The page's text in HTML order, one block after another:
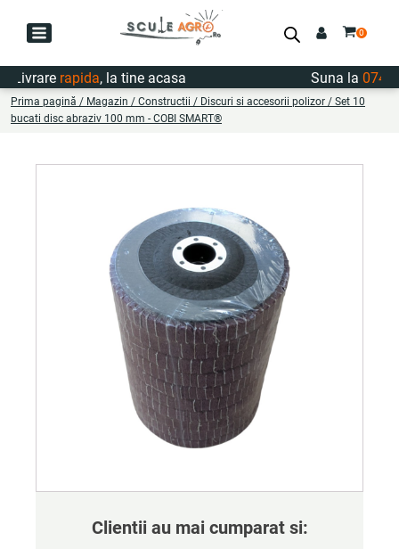
rapida, la tine acasa Suna la
Prima pagină / Magazin / Constructii / Discuri si accesorii polizor / Set 10
bucati disc abraziv 100 mm - COBI SMART®
Clientii au mai cumparat si: